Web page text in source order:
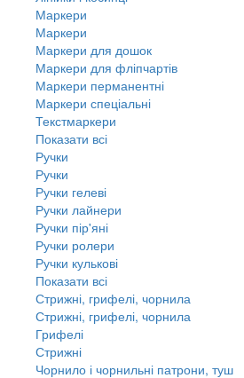
Маркери
Маркери
Маркери для дошок
Маркери для фліпчартів
Маркери перманентні
Маркери спеціальні
Текстмаркери
Показати всі
Ручки
Ручки
Ручки гелеві
Ручки лайнери
Ручки пір'яні
Ручки ролери
Ручки кулькові
Показати всі
Стрижні, грифелі, чорнила
Стрижні, грифелі, чорнила
Грифелі
Стрижні
Чорнило і чорнильні патрони, туш